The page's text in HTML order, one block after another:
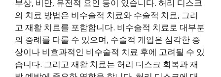
부상, 비만, 유전적 요인 등이 있습니다. 허리 디스크
의 치료 방법은 비수술적 치료와 수술적 치료, 그리
고 재활 치료를 포함합니다. 비수술적 치료로 대부분
의 증례를 다룰 수 있으며, 수술적 개입은 심각한 증
상이나 비효과적인 비수술적 치료 후에 고려될 수 있
습니다. 그리고 재활 치료는 허리 디스크 회복과 재